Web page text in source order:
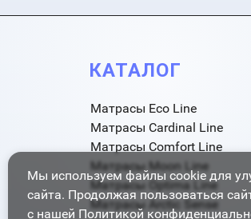
КАТАЛОГ
Матрасы Eco Line
Матрасы Cardinal Line
Матрасы Comfort Line
Матрасы Moon Line
Матрасы Optima Line
Матрасы Arctic Sense
Мы используем файлы cookie для
сайта. Продолжая пользоваться
с нашей Политикой